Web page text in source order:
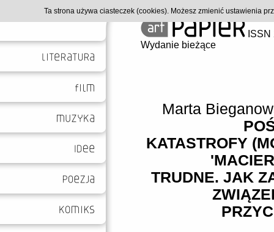
Wydanie bieżące
Marta
KATASTROFY
TRUDNE. JAK
Ta strona używa ciasteczek (cookies). Możesz zmienić ustawienia